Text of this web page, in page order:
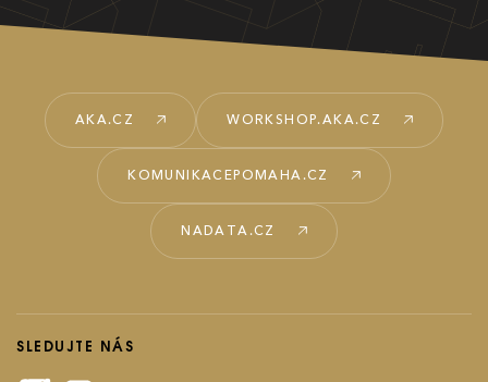
AKA.CZ WORKSHOP.AKA.CZ
KOMUNIKACEPOMAHA.CZ
NADATA.CZ
SLEDUJTE NÁS